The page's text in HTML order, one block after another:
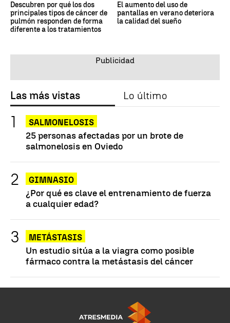
Descubren por qué los dos
principales tipos de cáncer de
pulmón responden de forma
diferente a los tratamientos
El aumento del uso de
pantallas en verano deteriora
la calidad del sueño
Las más vistas Lo último
SALMONELOSIS
25 personas afectadas por un brote de
salmonelosis en Oviedo
GIMNASIO
¿Por qué es clave el entrenamiento de fuerza
a cualquier edad?
METÁSTASIS
Un estudio sitúa a la viagra como posible
fármaco contra la metástasis del cáncer